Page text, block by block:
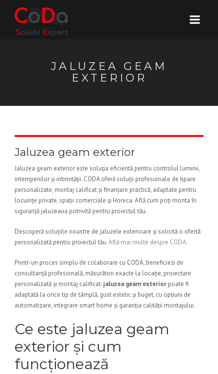
JALUZEA GEAM
EXTERIOR
Jaluzea geam exterior
Jaluzea geam exterior este soluția eficientă pentru controlul luminii,
intemperiilor și intimității. CODA oferă soluții profesionale de tipare
personalizate, montaj calificat și finanțare practică, adaptate pentru
locuințe private, spații comerciale și Horeca. Află cum poți monta în
siguranță jaluzeaua potrivită pentru proiectul tău.
Descoperă soluțiile noastre de jaluzele exterioare și solicită o ofertă
personalizată pentru proiectul tău.Află mai multe despre CODA.
Printr-un proces simplu de colaborare cu CODA, beneficiezi de
consultanță profesională, măsurători exacte la locație, proiectare
personalizată și montaj calificat. jaluzea geam exterior poate fi
adaptată la orice tip de tâmplă, gust estetic și buget, cu opțiuni de
automatizare, integrare smart home și garanția calității montajului.
Ce este jaluzea geam
exterior și cum
funcționează